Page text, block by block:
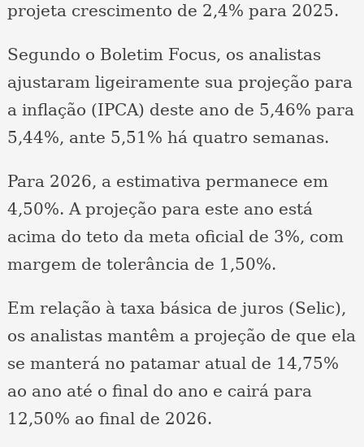
projeta crescimento de 2,4% para 2025.
Segundo o Boletim Focus, os analistas
ajustaram ligeiramente sua projeção para
a inflação (IPCA) deste ano de 5,46% para
5,44%, ante 5,51% há quatro semanas.
Para 2026, a estimativa permanece em
4,50%. A projeção para este ano está
acima do teto da meta oficial de 3%, com
margem de tolerância de 1,50%.
Em relação à taxa básica de juros (Selic),
os analistas mantêm a projeção de que ela
se manterá no patamar atual de 14,75%
ao ano até o final do ano e cairá para
12,50% ao final de 2026.